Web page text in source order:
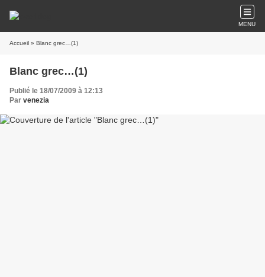
MENU
Accueil » Blanc grec…(1)
Blanc grec…(1)
Publié le 18/07/2009 à 12:13
Par venezia